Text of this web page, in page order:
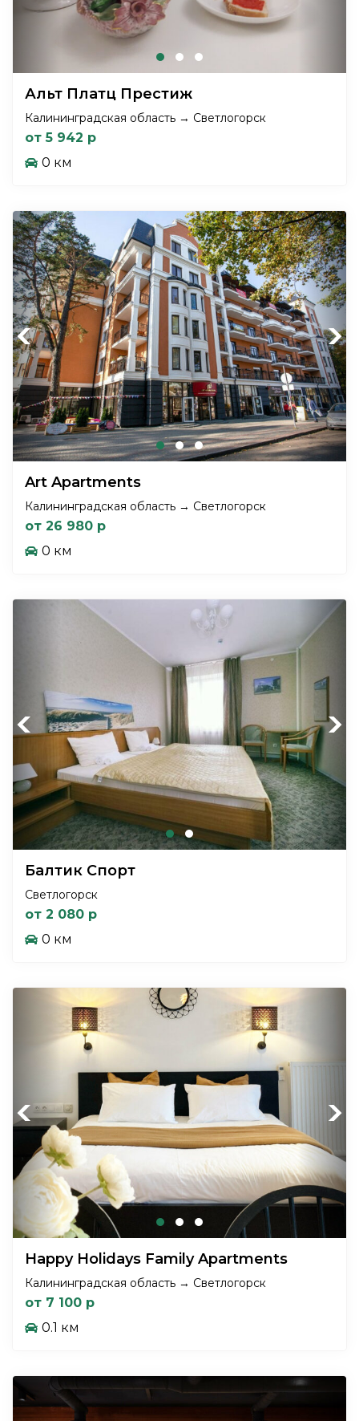
Альт Платц Престиж
Калининградская область → Светлогорск
от 5 942 р
0 км
Previous Next
Art Apartments
Калининградская область → Светлогорск
от 26 980 р
0 км
Previous Next
Балтик Спорт
Светлогорск
от 2 080 р
0 км
Previous Next
Happy Holidays Family Apartments
Калининградская область → Светлогорск
от 7 100 р
0.1 км